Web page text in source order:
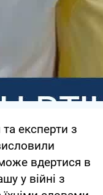
експерти з
вдертися в
у війні з